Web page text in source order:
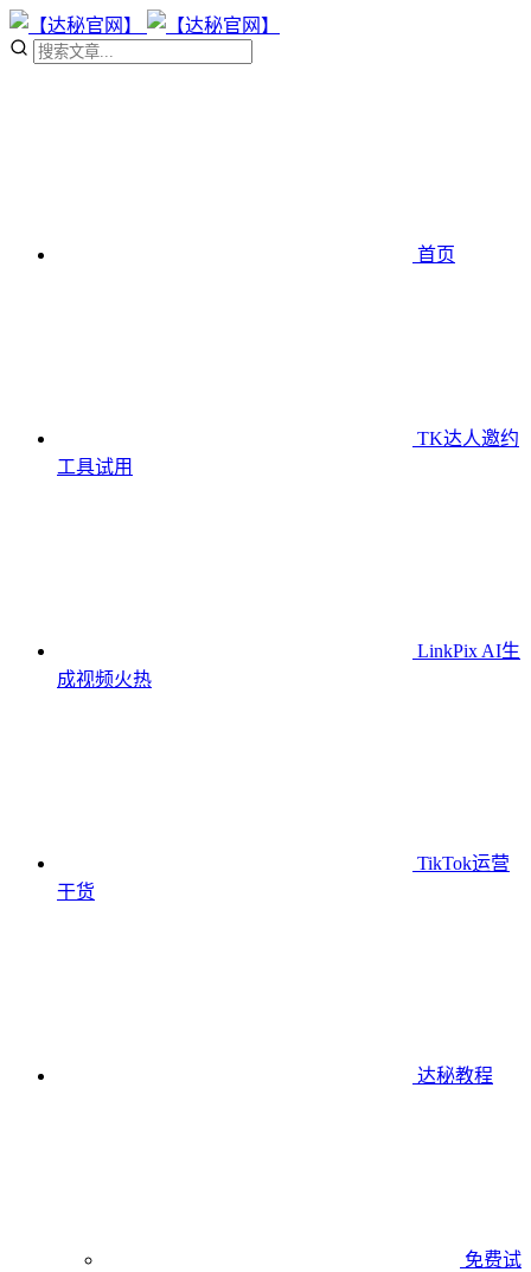
首页
TK达人邀约
工具试用
LinkPix AI生
成视频火热
TikTok运营
干货
达秘教程
免费试